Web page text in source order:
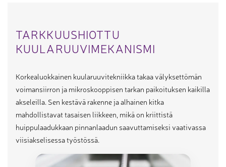
TARKKUUSHIOTTU
KUULARUUVIMEKANISMI
Korkealuokkainen kuularuuvitekniikka takaa välyksettömän
voimansiirron ja mikroskooppisen tarkan paikoituksen kaikilla
akseleilla. Sen kestävä rakenne ja alhainen kitka
mahdollistavat tasaisen liikkeen, mikä on kriittistä
huippulaadukkaan pinnanlaadun saavuttamiseksi vaativassa
viisiakselisessa työstössä.